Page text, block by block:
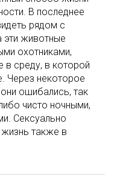
В последнее
рядом с
эти животные
охотниками,
в среду, в которой
Через некоторое
ошибались, так
чисто ночными,
Сексуально
также в